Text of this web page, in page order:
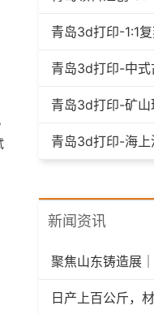
青岛3d打印-中式
青岛3d打印-矿山
青岛3d打印-海上
新闻资讯